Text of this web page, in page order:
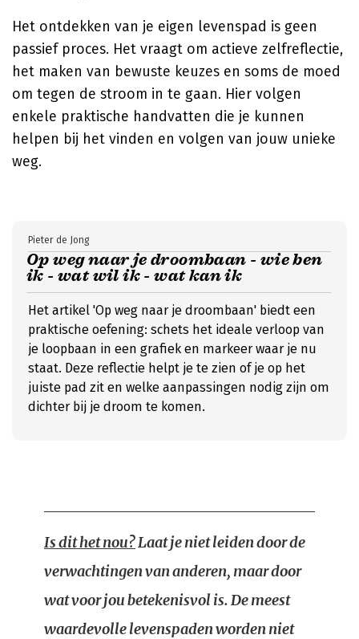
Het ontdekken van je eigen levenspad is geen
passief proces. Het vraagt om actieve zelfreflectie,
het maken van bewuste keuzes en soms de moed
om tegen de stroom in te gaan. Hier volgen
enkele praktische handvatten die je kunnen
helpen bij het vinden en volgen van jouw unieke
weg.
Op weg naar je droombaan - wie ben
ik - wat wil ik - wat kan ik
Pieter de Jong
Het artikel 'Op weg naar je droombaan' biedt een
praktische oefening: schets het ideale verloop van
je loopbaan in een grafiek en markeer waar je nu
staat. Deze reflectie helpt je te zien of je op het
juiste pad zit en welke aanpassingen nodig zijn om
dichter bij je droom te komen.
Is dit het nou?Laat je niet leiden door de
verwachtingen van anderen, maar door
wat voor jou betekenisvol is. De meest
waardevolle levenspaden worden niet